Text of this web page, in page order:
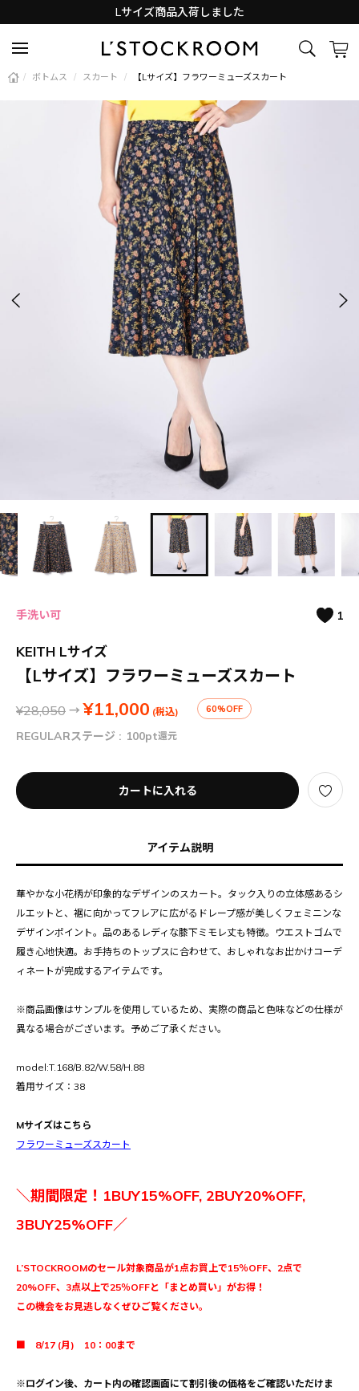
Lサイズ商品入荷しました
/ ボトムス / スカート / 【Lサイズ】フラワーミューズスカート
手洗い可 1
KEITH Lサイズ
【Lサイズ】フラワーミューズスカート
¥28,050 → ¥11,000 (税込) 60%OFF
REGULARステージ : 100pt還元
カートに入れる
アイテム説明
華やかな小花柄が印象的なデザインのスカート。タック入りの立体感あるシ
ルエットと、裾に向かってフレアに広がるドレープ感が美しくフェミニンな
デザインポイント。品のあるレディな膝下ミモレ丈も特徴。ウエストゴムで
履き心地快適。お手持ちのトップスに合わせて、おしゃれなお出かけコーデ
ィネートが完成するアイテムです。
※商品画像はサンプルを使用しているため、実際の商品と色味などの仕様が
異なる場合がございます。予めご了承ください。
model:T.168/B.82/W.58/H.88
着用サイズ：38
Mサイズはこちら
フラワーミューズスカート
＼期間限定！1BUY15%OFF, 2BUY20%OFF,
3BUY25%OFF／
L’STOCKROOMのセール対象商品が1点お買上で15％OFF、2点で
20%OFF、3点以上で25％OFFと「まとめ買い」がお得！
この機会をお見逃しなくぜひご覧ください。
■ 8/17 (月) 10：00まで
※ログイン後、カート内の確認画面にて割引後の価格をご確認いただけま